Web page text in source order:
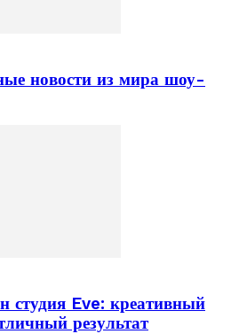
новости из мира шоу-
студия Eve: креативный
результат